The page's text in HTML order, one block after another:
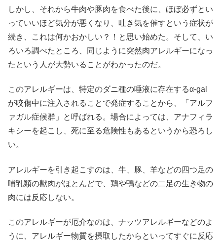
しかし、それから牛肉や豚肉を食べた後に、ほぼ必ずとい
っていいほど気分が悪くなり、吐き気を催すという症状が
続き、これは何かおかしい？！と思い始めた。そして、い
ろいろ調べたところ、同じように突然肉アレルギーになっ
たという人が大勢いることがわかったのだ。
このアレルギーは、特定のダニ種の唾液に存在するα-gal
が咬傷中に注入されることで発症することから、「アルフ
ァガル症候群」と呼ばれる。場合によっては、アナフィラ
キシーを起こし、死に至る危険性もあるというから恐ろし
い。
アレルギーを引き起こすのは、牛、豚、羊などの四つ足の
哺乳類の獣肉がほとんどで、鶏や鴨などの二足の生き物の
肉には反応しない。
このアレルギーが厄介なのは、ナッツアレルギーなどのよ
うに、アレルギー物質を摂取したからといってすぐに反応